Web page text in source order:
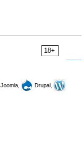
18+
Joomla,
Drupal,